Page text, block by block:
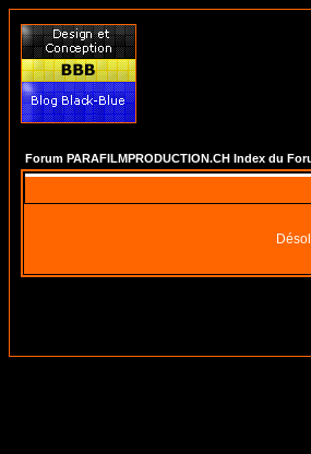
Forum PARAFILMPRODUCTION.CH Index du